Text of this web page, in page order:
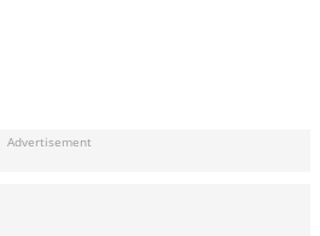
Advertisement